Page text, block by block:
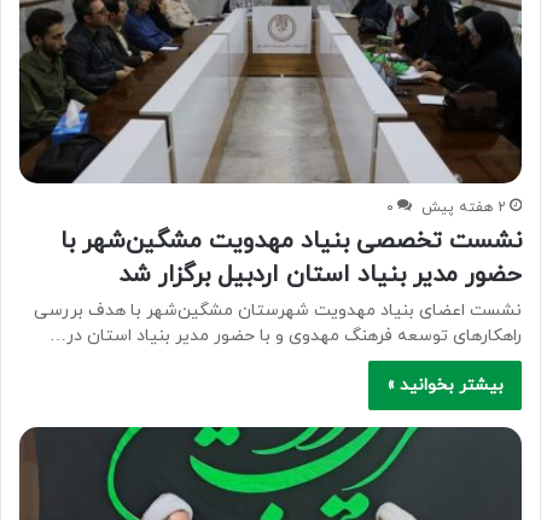
2 هفته پیش ۰
نشست تخصصی بنیاد مهدویت مشگین‌شهر با
حضور مدیر بنیاد استان اردبیل برگزار شد
نشست اعضای بنیاد مهدویت شهرستان مشگین‌شهر با هدف بررسی
راهکارهای توسعه فرهنگ مهدوی و با حضور مدیر بنیاد استان در…
بیشتر بخوانید »